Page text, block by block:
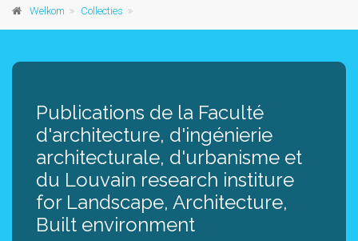
Welkom Collecties
Publications de la Faculté
d'architecture, d'ingénierie
architecturale, d'urbanisme et
du Louvain research institure
for Landscape, Architecture,
Built environment